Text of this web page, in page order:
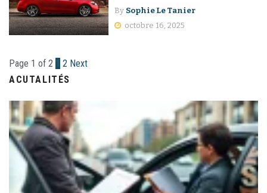
By Sophie Le Tanier
octobre 16, 2025
Page 1 of 2 1 2 Next
ACUTALITÉS